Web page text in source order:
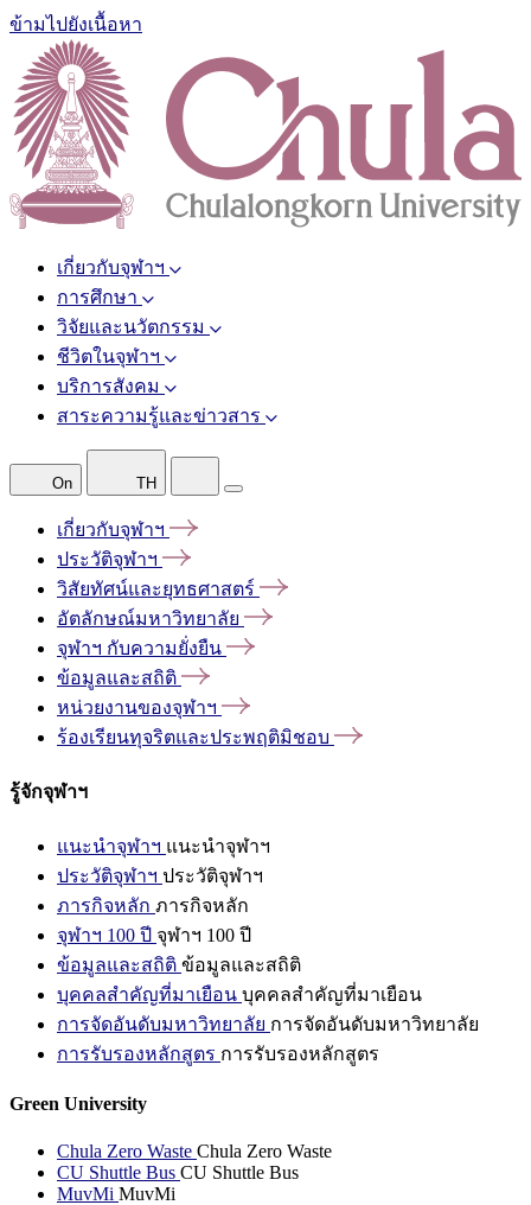
ข้ามไปยังเนื้อหา
เกี่ยวกับจุฬาฯ
การศึกษา
วิจัยและนวัตกรรม
ชีวิตในจุฬาฯ
บริการสังคม
สาระความรู้และข่าวสาร
On TH
เกี่ยวกับจุฬาฯ
ประวัติจุฬาฯ
วิสัยทัศน์และยุทธศาสตร์
อัตลักษณ์มหาวิทยาลัย
จุฬาฯ กับความยั่งยืน
ข้อมูลและสถิติ
หน่วยงานของจุฬาฯ
ร้องเรียนทุจริตและประพฤติมิชอบ
รู้จักจุฬาฯ
แนะนำจุฬาฯ แนะนำจุฬาฯ
ประวัติจุฬาฯ ประวัติจุฬาฯ
ภารกิจหลัก ภารกิจหลัก
จุฬาฯ 100 ปี จุฬาฯ 100 ปี
ข้อมูลและสถิติ ข้อมูลและสถิติ
บุคคลสำคัญที่มาเยือน บุคคลสำคัญที่มาเยือน
การจัดอันดับมหาวิทยาลัย การจัดอันดับมหาวิทยาลัย
การรับรองหลักสูตร การรับรองหลักสูตร
Green University
Chula Zero Waste Chula Zero Waste
CU Shuttle Bus CU Shuttle Bus
MuvMi MuvMi